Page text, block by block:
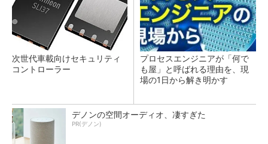
次世代車載向けセキュリティ
コントローラー
プロセスエンジニアが「何で
も屋」と呼ばれる理由を、現
場の1日から解き明かす
デノンの空間オーディオ、凄すぎた
PR(デノン)